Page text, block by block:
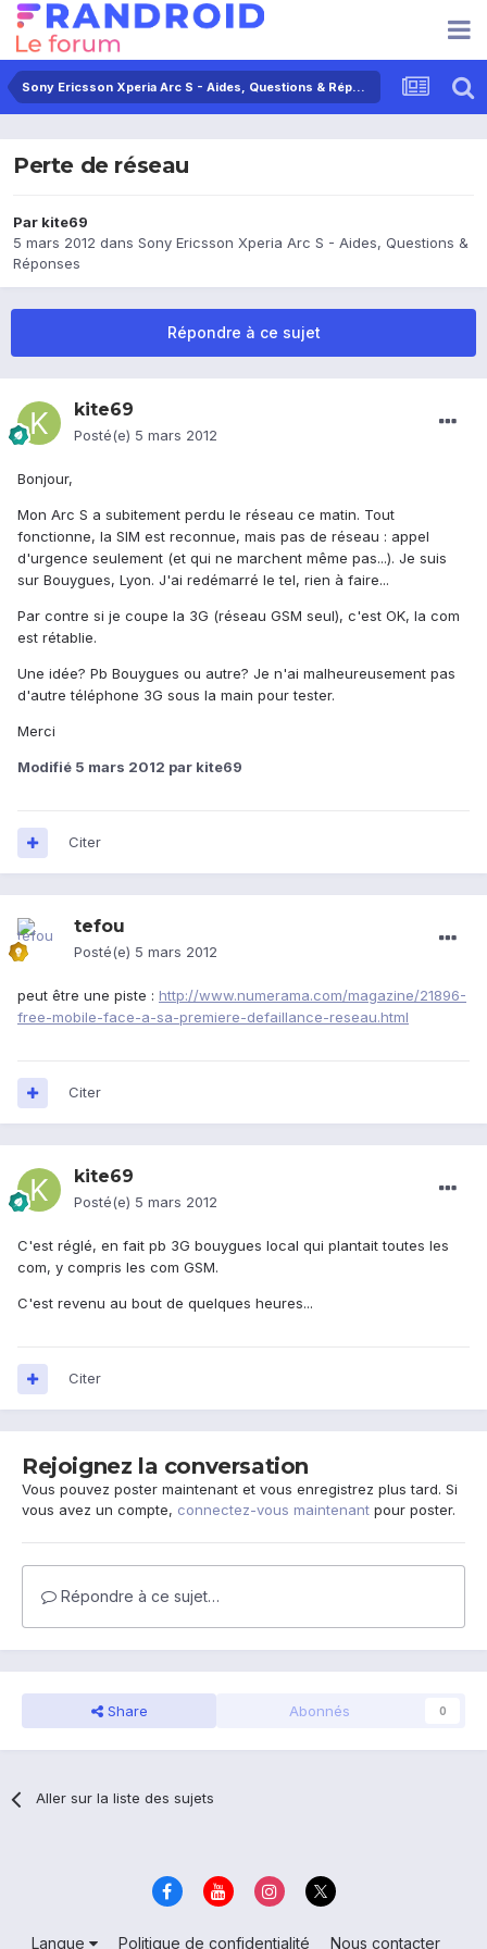
Sony Ericsson Xperia Arc S - Aides, Questions & Réponses
Perte de réseau
Par kite69
5 mars 2012 dans Sony Ericsson Xperia Arc S - Aides, Questions &
Réponses
Répondre à ce sujet
kite69
Posté(e) 5 mars 2012
Bonjour,
Mon Arc S a subitement perdu le réseau ce matin. Tout
fonctionne, la SIM est reconnue, mais pas de réseau : appel
d'urgence seulement (et qui ne marchent même pas...). Je suis
sur Bouygues, Lyon. J'ai redémarré le tel, rien à faire...
Par contre si je coupe la 3G (réseau GSM seul), c'est OK, la com
est rétablie.
Une idée? Pb Bouygues ou autre? Je n'ai malheureusement pas
d'autre téléphone 3G sous la main pour tester.
Merci
Modifié 5 mars 2012 par kite69
Citer
tefou
Posté(e) 5 mars 2012
peut être une piste : http://www.numerama.com/magazine/21896-
free-mobile-face-a-sa-premiere-defaillance-reseau.html
Citer
kite69
Posté(e) 5 mars 2012
C'est réglé, en fait pb 3G bouygues local qui plantait toutes les
com, y compris les com GSM.
C'est revenu au bout de quelques heures...
Citer
Rejoignez la conversation
Vous pouvez poster maintenant et vous enregistrez plus tard. Si
vous avez un compte, connectez-vous maintenant pour poster.
Répondre à ce sujet…
Share Abonnés 0
Aller sur la liste des sujets
Langue Politique de confidentialité Nous contacter